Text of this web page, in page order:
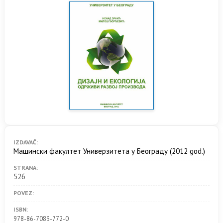
IZDAVAČ:
Машински факултет Универзитета у Београду (2012 god.)
STRANA:
526
POVEZ:
ISBN:
978-86-7083-772-0